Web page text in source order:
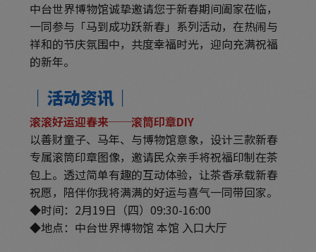
中台世界博物馆诚挚邀请您于新春期间阖家莅临，
一同参与「马到成功跃新春」系列活动，在热闹与
祥和的节庆氛围中，共度幸福时光，迎向充满祝福
的新年。
｜活动资讯｜
滚滚好运迎春来──滚筒印章DIY
以善财童子、马年、与博物馆意象，设计三款新春
专属滚筒印章图像，邀请民众亲手将祝福印制在茶
包上。透过简单有趣的互动体验，让茶香承载新春
祝愿，陪伴你我将满满的好运与喜气一同带回家。
◆时间：2月19日（四）09:30-16:00
◆地点：中台世界博物馆 本馆 入口大厅